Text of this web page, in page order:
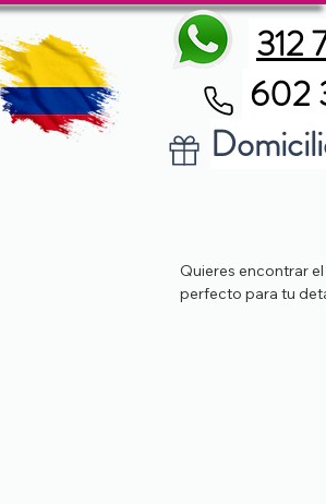
312
602
Quieres encontrar
perfecto para tu